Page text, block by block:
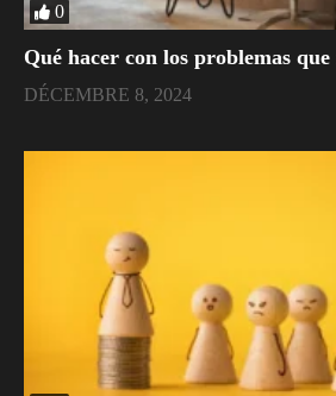
0
Qué hacer con los problemas
DÉCEMBRE 8, 2024